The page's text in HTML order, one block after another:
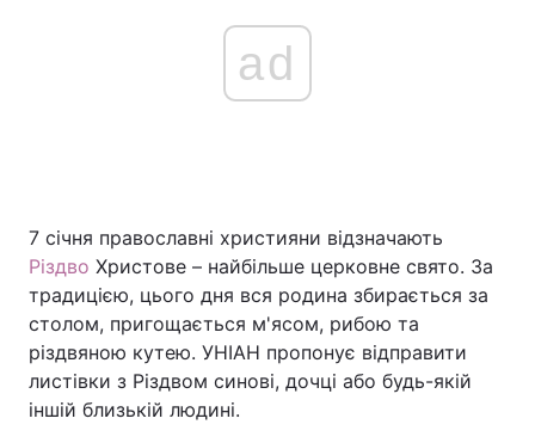
ad
7 січня православні християни відзначають
Різдво Христове – найбільше церковне свято. За
традицією, цього дня вся родина збирається за
столом, пригощається м'ясом, рибою та
різдвяною кутею. УНІАН пропонує відправити
листівки з Різдвом синові, дочці або будь-якій
іншій близькій людині.